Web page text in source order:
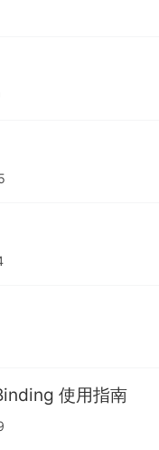
使用指南